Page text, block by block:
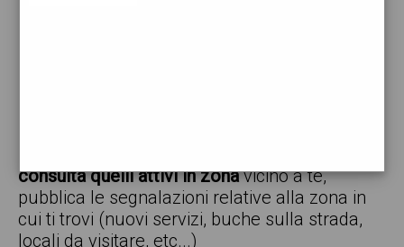
consulta quelli attivi in zonavicino a te,
pubblica le segnalazioni relative alla zona in
cui ti trovi (nuovi servizi, buche sulla strada,
locali da visitare, etc...)